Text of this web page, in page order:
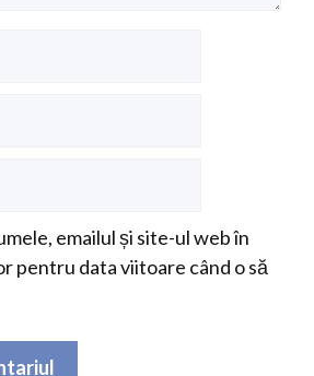
emailul și site-ul web în
pentru data viitoare când o să